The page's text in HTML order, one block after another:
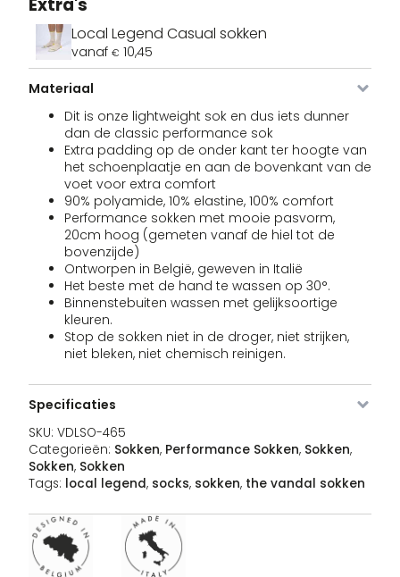
Extra's
Local Legend Casual sokken
vanaf € 10,45
Materiaal
Dit is onze lightweight sok en dus iets dunner
dan de classic performance sok
Extra padding op de onder kant ter hoogte van
het schoenplaatje en aan de bovenkant van de
voet voor extra comfort
90% polyamide, 10% elastine, 100% comfort
Performance sokken met mooie pasvorm,
20cm hoog (gemeten vanaf de hiel tot de
bovenzijde)
Ontworpen in België, geweven in Italië
Het beste met de hand te wassen op 30°.
Binnenstebuiten wassen met gelijksoortige
kleuren.
Stop de sokken niet in de droger, niet strijken,
niet bleken, niet chemisch reinigen.
Specificaties
SKU: VDLSO-465
Categorieën: Sokken, Performance Sokken, Sokken,
Sokken, Sokken
Tags: local legend, socks, sokken, the vandal sokken
VDLSO-
465-36
white